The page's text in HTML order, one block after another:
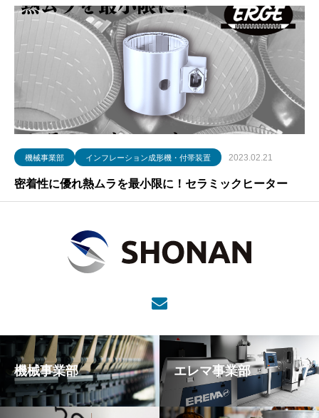
機械事業部 インフレーション成形機・付帯装置 2023.02.21
密着性に優れ熱ムラを最小限に！セラミックヒーター
機械事業部 エレマ事業部